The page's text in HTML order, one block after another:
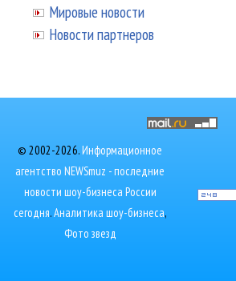
Мировые новости
Новости партнеров
© 2002-2026.Информационное
агентство NEWSmuz - последние
новости шоу-бизнеса России
сегодня.Аналитика шоу-бизнеса,
Фото звезд